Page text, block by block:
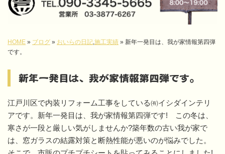
HOME » ブログ » おいらの日記 施工実績 » 新年一発目は、我が家情報第四弾
です。
新年一発目は、我が家情報第四弾です。
江戸川区で内装リフォーム工事をしている㈲イシダインテリ
アです。新年一発目は、我が家情報第四弾です! この冬は、
寒さが一段と厳しい気がしませんか?築年数の古い我が家で
は、窓ガラスの結露対策と断熱性能が悪いのが悩みでした。